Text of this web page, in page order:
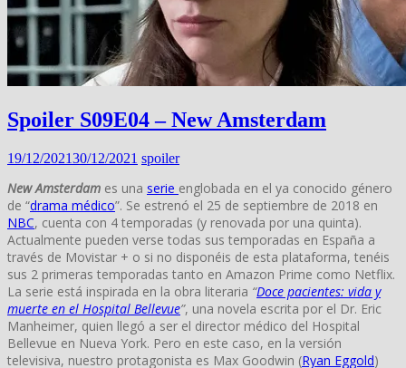
Spoiler S09E04 – New Amsterdam
19/12/202130/12/2021 spoiler
New Amsterdam es una serie englobada en el ya conocido género
de “drama médico”. Se estrenó el 25 de septiembre de 2018 en
NBC, cuenta con 4 temporadas (y renovada por una quinta).
Actualmente pueden verse todas sus temporadas en España a
través de Movistar + o si no disponéis de esta plataforma, tenéis
sus 2 primeras temporadas tanto en Amazon Prime como Netflix.
La serie está inspirada en la obra literaria “Doce pacientes: vida y
muerte en el Hospital Bellevue”, una novela escrita por el Dr. Eric
Manheimer, quien llegó a ser el director médico del Hospital
Bellevue en Nueva York. Pero en este caso, en la versión
televisiva, nuestro protagonista es Max Goodwin (Ryan Eggold)